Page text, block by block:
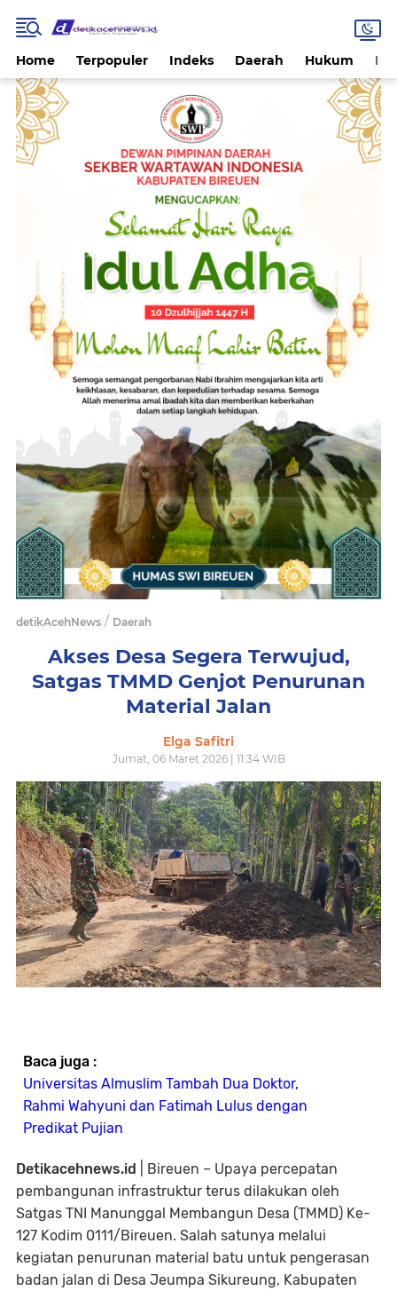
Home Terpopuler Indeks Daerah Hukum
detikAcehNews / Daerah
Akses Desa Segera Terwujud,
Satgas TMMD Genjot Penurunan
Material Jalan
Elga Safitri
Jumat, 06 Maret 2026 | 11:34 WIB
Baca juga :
Universitas Almuslim Tambah Dua Doktor,
Rahmi Wahyuni dan Fatimah Lulus dengan
Predikat Pujian
Detikacehnews.id
| Bireuen – Upaya percepatan
pembangunan infrastruktur terus dilakukan oleh
Satgas TNI Manunggal Membangun Desa (TMMD) Ke-
127 Kodim 0111/Bireuen. Salah satunya melalui
kegiatan penurunan material batu untuk pengerasan
badan jalan di Desa Jeumpa Sikureung, Kabupaten